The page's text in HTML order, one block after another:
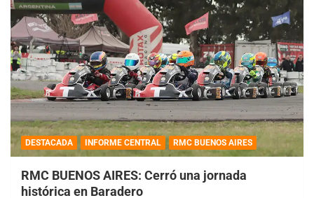
DESTACADA INFORME CENTRAL RMC BUENOS AIRES
RMC BUENOS AIRES: Cerró una jornada
histórica en Baradero